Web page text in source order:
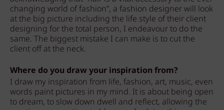
changing world of fashion”, a fashion designer will look
at the big picture including the life style of their client
designing for the total person, I endeavour to do the
same. The biggest mistake I can make is to cut the
client off at the neck.
Where do you draw your inspiration from?
I draw my inspiration from life, fashion, art, music, even
words paint pictures in my mind. It is about being open
to dream, to slow down dwell and reflect, allowing the